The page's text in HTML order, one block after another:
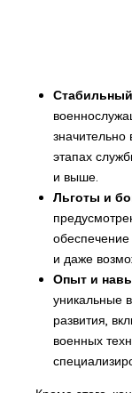
этапах
и выше.
Льготы и
и даже
Опыт и
уникальные
развития,
военных